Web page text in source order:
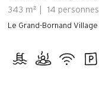
343 m² 14 personnes
Le Grand-Bornand Village